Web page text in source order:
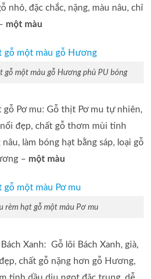
nhỏ, đặc chắc, nặng, màu nâu, chỉ
một màu
gỗ một màu gỗ Hương phủ PU bóng
gỗ Pơ mu: Gỗ thịt Pơ mu tự nhiên,
đẹp, chất gỗ thơm mùi tinh
nâu, làm bóng hạt bằng sáp, loại gỗ
– một màu
rèm hạt gỗ một màu Pơ mu
Xanh: Gỗ lõi Bách Xanh, già,
chất gỗ nặng hơn gỗ Hương,